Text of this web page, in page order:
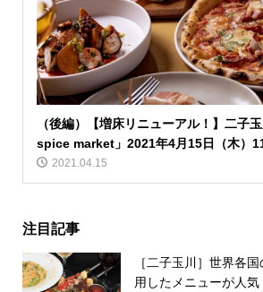
（後編）【増床リニューアル！】二子
spice market」2021年4月15日（木）
2021.04.15
注目記事
［二子玉川］世界各
用したメニューが人気